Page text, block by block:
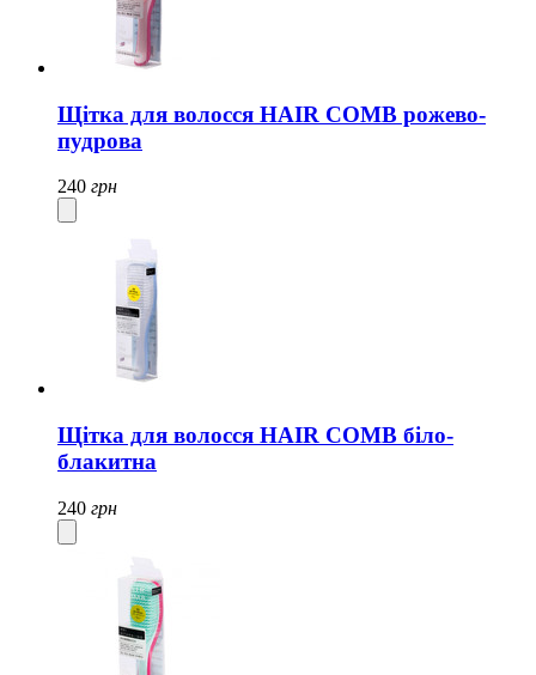
Щітка для волосся HAIR COMB рожево-
пудрова
240 грн
Щітка для волосся HAIR COMB біло-
блакитна
240 грн